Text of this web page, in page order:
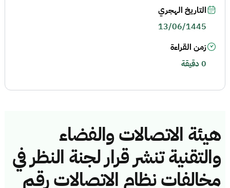
هيئة الاتصالات والفضاء
والتقنية تنشر قرار لجنة النظر في
مخالفات نظام الاتصالات رقم
التاريخ الهجري
13/06/1445
زمن القراءة
0 دقيقة